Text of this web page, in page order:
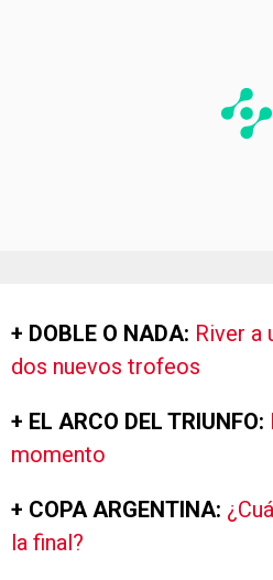
+ DOBLE O NADA: River a
dos nuevos trofeos
+ EL ARCO DEL TRIUNFO:
momento
+ COPA ARGENTINA:
la final?